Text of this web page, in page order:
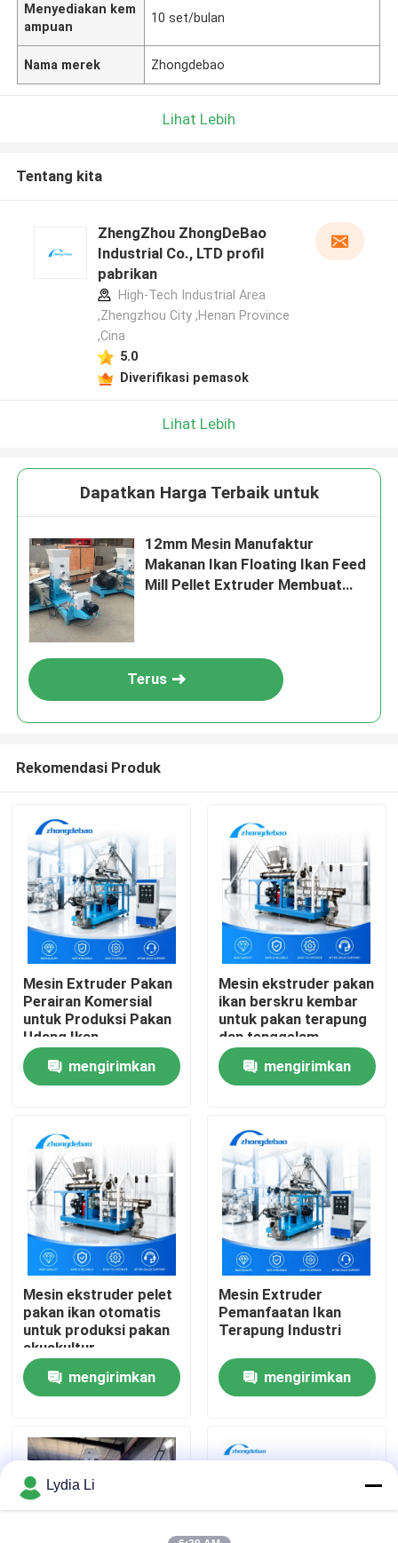
Rumah
Produk
Tampilan VR
Tentang kita
Wisata pabrik
Kontrol kualitas
Hubungi kami
Mesin Pabrik Pelet
Menyediakan kem
ampuan
10 set/bulan
Nama merek Zhongdebao
Lihat Lebih
Tentang kita
ZhengZhou ZhongDeBao
Industrial Co., LTD profil
pabrikan
High-Tech Industrial Area
,Zhengzhou City ,Henan Province
,Cina
5.0
Diverifikasi pemasok
Lihat Lebih
Dapatkan Harga Terbaik untuk
12mm Mesin Manufaktur
Makanan Ikan Floating Ikan Feed
Mill Pellet Extruder Membuat
Terus
Rekomendasi Produk
Mesin Extruder Pakan
Perairan Komersial
untuk Produksi Pakan
Udang Ikan
mengirimkan
Mesin ekstruder pakan
ikan berskru kembar
untuk pakan terapung
dan tenggelam
mengirimkan
Mesin ekstruder pelet
pakan ikan otomatis
untuk produksi pakan
akuakultur
mengirimkan
Mesin Extruder
Pemanfaatan Ikan
Terapung Industri
mengirimkan
Lydia Li